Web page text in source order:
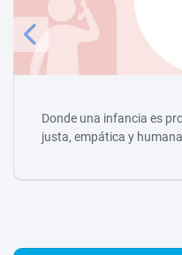
Donde una infancia es
justa, empática y humana